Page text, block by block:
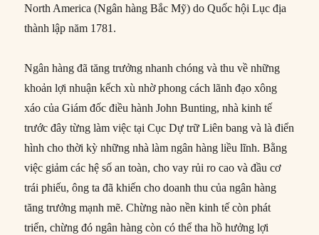
North America (Ngân hàng Bắc Mỹ) do Quốc hội Lục địa
thành lập năm 1781.
Ngân hàng đã tăng trưởng nhanh chóng và thu về những
khoản lợi nhuận kếch xù nhờ phong cách lãnh đạo xông
xáo của Giám đốc điều hành John Bunting, nhà kinh tế
trước đây từng làm việc tại Cục Dự trữ Liên bang và là điển
hình cho thời kỳ những nhà làm ngân hàng liều lĩnh. Bằng
việc giảm các hệ số an toàn, cho vay rủi ro cao và đầu cơ
trái phiếu, ông ta đã khiến cho doanh thu của ngân hàng
tăng trưởng mạnh mẽ. Chừng nào nền kinh tế còn phát
triển, chừng đó ngân hàng còn có thể tha hồ hưởng lợi